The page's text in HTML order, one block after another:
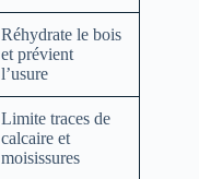
Réhydrate le bois
et prévient
l’usure
Limite traces de
calcaire et
moisissures